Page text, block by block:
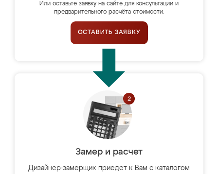
Или оставьте заявку на сайте для консультации и
предварительного расчёта стоимости.
ОСТАВИТЬ ЗАЯВКУ
Замер и расчет
Дизайнер-замерщик приедет к Вам с каталогом